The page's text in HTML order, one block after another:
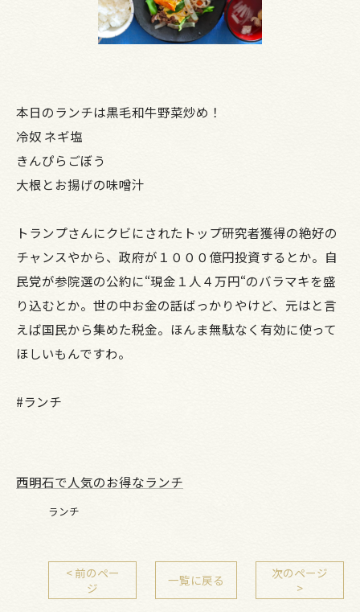
本日のランチは黒毛和牛野菜炒め！
冷奴 ネギ塩
きんぴらごぼう
大根とお揚げの味噌汁
トランプさんにクビにされたトップ研究者獲得の絶好の
チャンスやから、政府が１０００億円投資するとか。自
民党が参院選の公約に“現金１人４万円“のバラマキを盛
り込むとか。世の中お金の話ばっかりやけど、元はと言
えば国民から集めた税金。ほんま無駄なく有効に使って
ほしいもんですわ。
#ランチ
西明石で人気のお得なランチ
ランチ
< 前のペー
ジ
一覧に戻る
次のページ
>